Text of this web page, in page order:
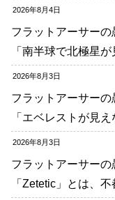
2026年8月4日
フラットアーサー
「南半球で北極星が
2026年8月3日
フラットアーサー
「エベレストが見え
2026年8月3日
フラットアーサー
「Zetetic」とは、